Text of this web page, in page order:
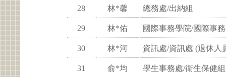
28 林*馨 總務處/出納組
29 林*佑 國際事務學院/國際事
30 林*河 資訊處/資訊處 (退休人
31 俞*均 學生事務處/衛生保健組